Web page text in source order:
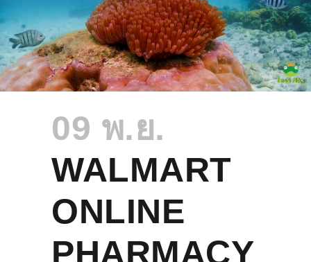
09 พ.ย.
WALMART
ONLINE
PHARMACY